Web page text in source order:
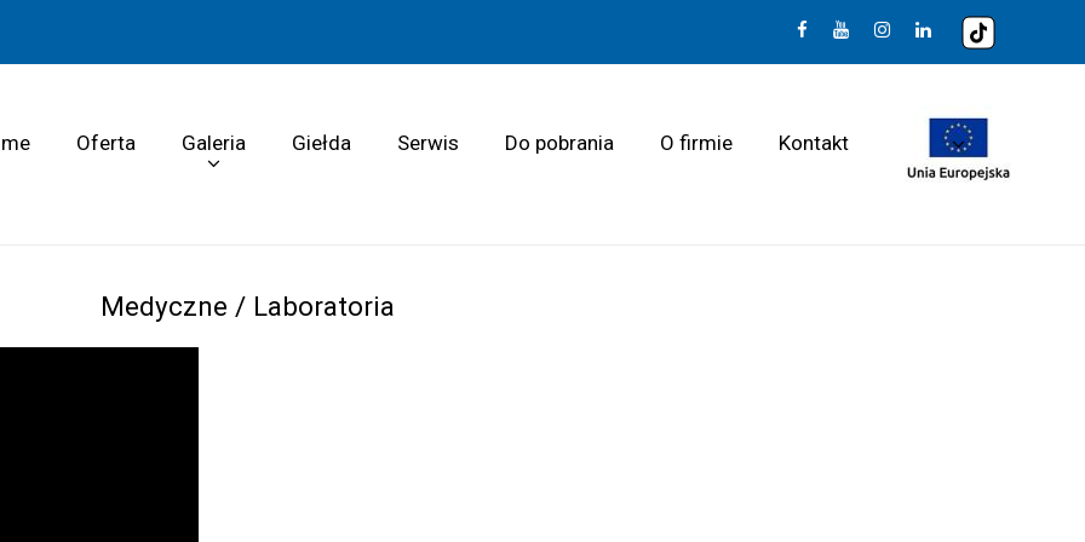
Oferta Galeria Giełda Serwis Do pobrania O firmie Kontakt
Medyczne / Laboratoria